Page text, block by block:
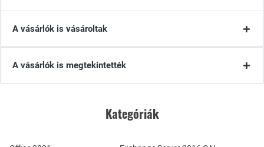
A vásárlók is vásároltak
A vásárlók is megtekintették
Kategóriák